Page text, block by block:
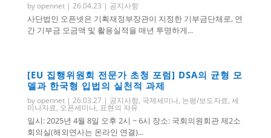
byopennet| 26.04.23 | 공지사항
사단법인 오픈넷은 기획재정부장관이 지정한 기부금단체로, 연
간 기부금 모금액 및 활용실적을 매년 투명하게...
[EU 집행위원회 전문가 초청 포럼] DSA의 균형 모
델과 한국형 입법의 실천적 과제
byopennet| 26.03.27| 공지사항, 국제세미나, 논평/보도자료, 세
미나자료, 오픈세미나, 표현의 자유
일시: 2025년 4월 8일 오후 2시 ~ 6시 장소: 국회의원회관 제2소
회의실(해외연사는 온라인 연결)...